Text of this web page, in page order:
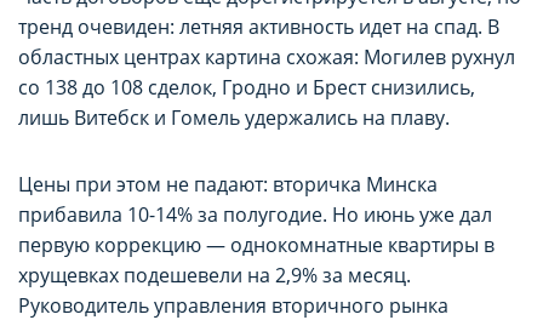
тренд очевиден: летняя активность идет на спад. В
областных центрах картина схожая: Могилев рухнул
со 138 до 108 сделок, Гродно и Брест снизились,
лишь Витебск и Гомель удержались на плаву.
Цены при этом не падают: вторичка Минска
прибавила 10-14% за полугодие. Но июнь уже дал
первую коррекцию — однокомнатные квартиры в
хрущевках подешевели на 2,9% за месяц.
Руководитель управления вторичного рынка